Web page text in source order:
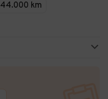
44.000 km